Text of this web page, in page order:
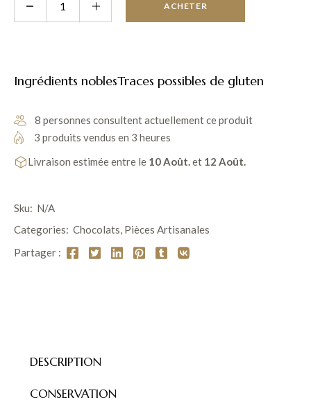
ACHETER
Ingrédients noblesTraces possibles de gluten
8 personnes consultent actuellement ce produit
3 produits vendus en 3 heures
Livraison estimée entre le 10 Août.et 12 Août.
Sku: N/A
Categories: Chocolats, Pièces Artisanales
Partager :
DESCRIPTION
CONSERVATION